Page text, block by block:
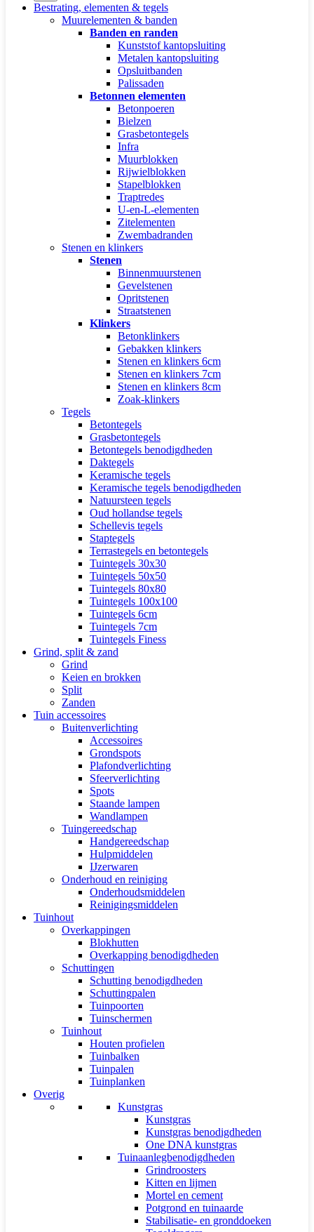
Bestrating, elementen & tegels
Muurelementen & banden
Banden en randen
Kunststof kantopsluiting
Metalen kantopsluiting
Opsluitbanden
Palissaden
Betonnen elementen
Betonpoeren
Bielzen
Grasbetontegels
Infra
Muurblokken
Rijwielblokken
Stapelblokken
Traptredes
U-en-L-elementen
Zitelementen
Zwembadranden
Stenen en klinkers
Stenen
Binnenmuurstenen
Gevelstenen
Opritstenen
Straatstenen
Klinkers
Betonklinkers
Gebakken klinkers
Stenen en klinkers 6cm
Stenen en klinkers 7cm
Stenen en klinkers 8cm
Zoak-klinkers
Tegels
Betontegels
Grasbetontegels
Betontegels benodigdheden
Daktegels
Keramische tegels
Keramische tegels benodigdheden
Natuursteen tegels
Oud hollandse tegels
Schellevis tegels
Staptegels
Terrastegels en betontegels
Tuintegels 30x30
Tuintegels 50x50
Tuintegels 80x80
Tuintegels 100x100
Tuintegels 6cm
Tuintegels 7cm
Tuintegels Finess
Grind, split & zand
Grind
Keien en brokken
Split
Zanden
Tuin accessoires
Buitenverlichting
Accessoires
Grondspots
Plafondverlichting
Sfeerverlichting
Spots
Staande lampen
Wandlampen
Tuingereedschap
Handgereedschap
Hulpmiddelen
IJzerwaren
Onderhoud en reiniging
Onderhoudsmiddelen
Reinigingsmiddelen
Tuinhout
Overkappingen
Blokhutten
Overkapping benodigdheden
Schuttingen
Schutting benodigdheden
Schuttingpalen
Tuinpoorten
Tuinschermen
Tuinhout
Houten profielen
Tuinbalken
Tuinpalen
Tuinplanken
Overig
Kunstgras
Kunstgras
Kunstgras benodigdheden
One DNA kunstgras
Tuinaanlegbenodigdheden
Grindroosters
Kitten en lijmen
Mortel en cement
Potgrond en tuinaarde
Stabilisatie- en gronddoeken